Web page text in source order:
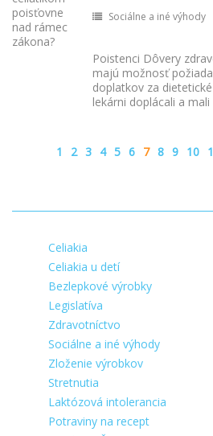
Sociálne a iné výhody
Poistenci Dôvery
majú možnosť
doplatkov za
lekárni doplácali a
1 2 3 4 5 6 7 8 9 10
Celiakia
Celiakia u detí
Bezlepkové výrobky
Legislatíva
Zdravotníctvo
Sociálne a iné výhody
Zloženie výrobkov
Stretnutia
Laktózová intolerancia
Potraviny na recept